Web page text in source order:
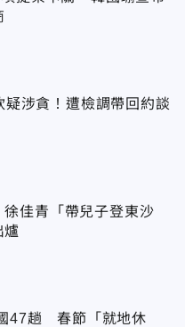
疑涉貪！遭檢調帶回約談
徐佳青「帶兒子登東沙
爐
47趟 春節「就地休